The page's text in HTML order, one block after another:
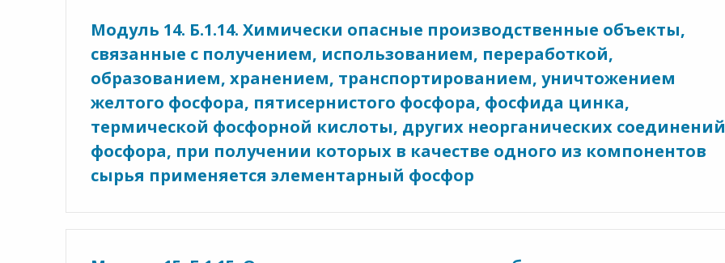
Модуль 14. Б.1.14. Химически опасные производственные объекты,
связанные с получением, использованием, переработкой,
образованием, хранением, транспортированием, уничтожением
желтого фосфора, пятисернистого фосфора, фосфида цинка,
термической фосфорной кислоты, других неорганических соединений
фосфора, при получении которых в качестве одного из компонентов
сырья применяется элементарный фосфор